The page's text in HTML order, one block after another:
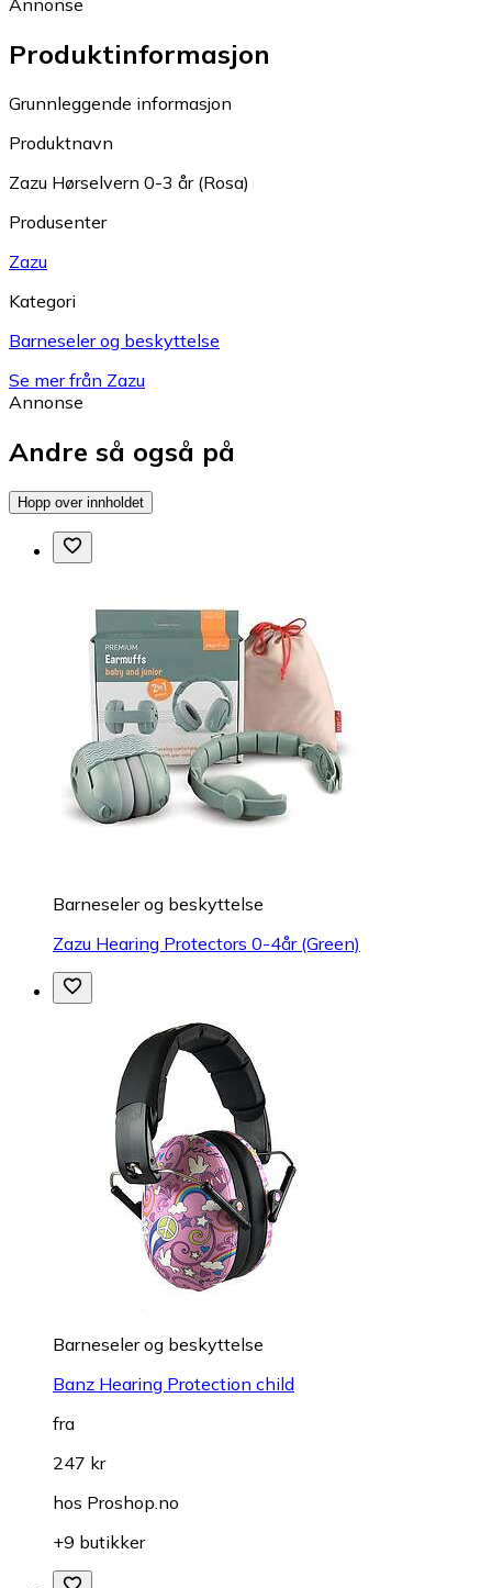
Annonse
Produktinformasjon
Grunnleggende informasjon
Produktnavn
Zazu Hørselvern 0-3 år (Rosa)
Produsenter
Zazu
Kategori
Barneseler og beskyttelse
Se mer från Zazu
Annonse
Andre så også på
Hopp over innholdet
Barneseler og beskyttelse
Zazu Hearing Protectors 0-4år (Green)
Barneseler og beskyttelse
Banz Hearing Protection child
fra
247 kr
hos Proshop.no
+9 butikker